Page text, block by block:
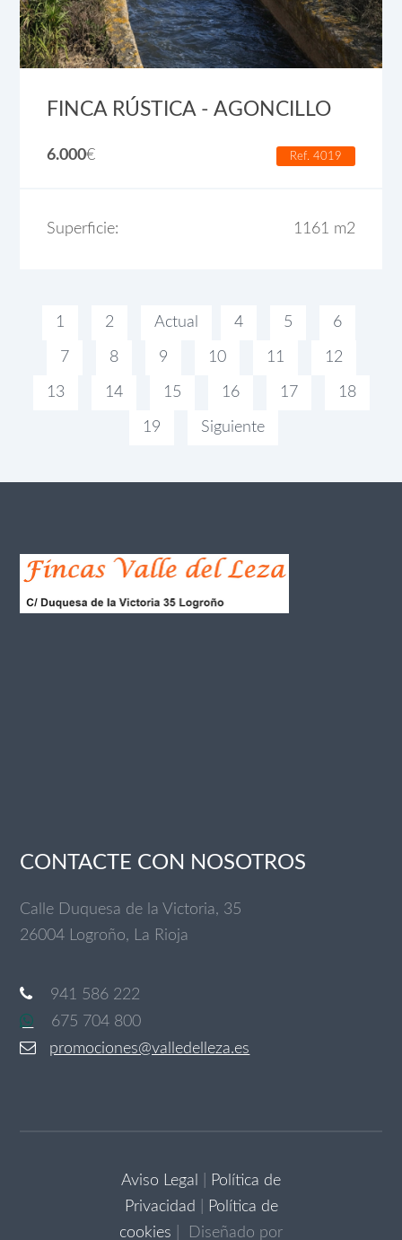
FINCA RÚSTICA - AGONCILLO
6.000€ Ref. 4019
Superficie: 1161 m2
1 2 Actual 4 5 6
7 8 9 10 11 12
13 14 15 16 17 18
19 Siguiente
CONTACTE CON NOSOTROS
Calle Duquesa de la Victoria, 35
26004 Logroño, La Rioja
941 586 222
675 704 800
promociones@valledelleza.es
Aviso Legal
Política de
Privacidad
Política de
cookies | Diseñado por